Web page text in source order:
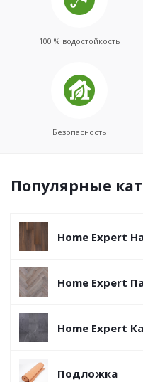
100 % водостойкость
Безопасность
Популярные
Home Expert
Home Expert
Home Expert
Подложка